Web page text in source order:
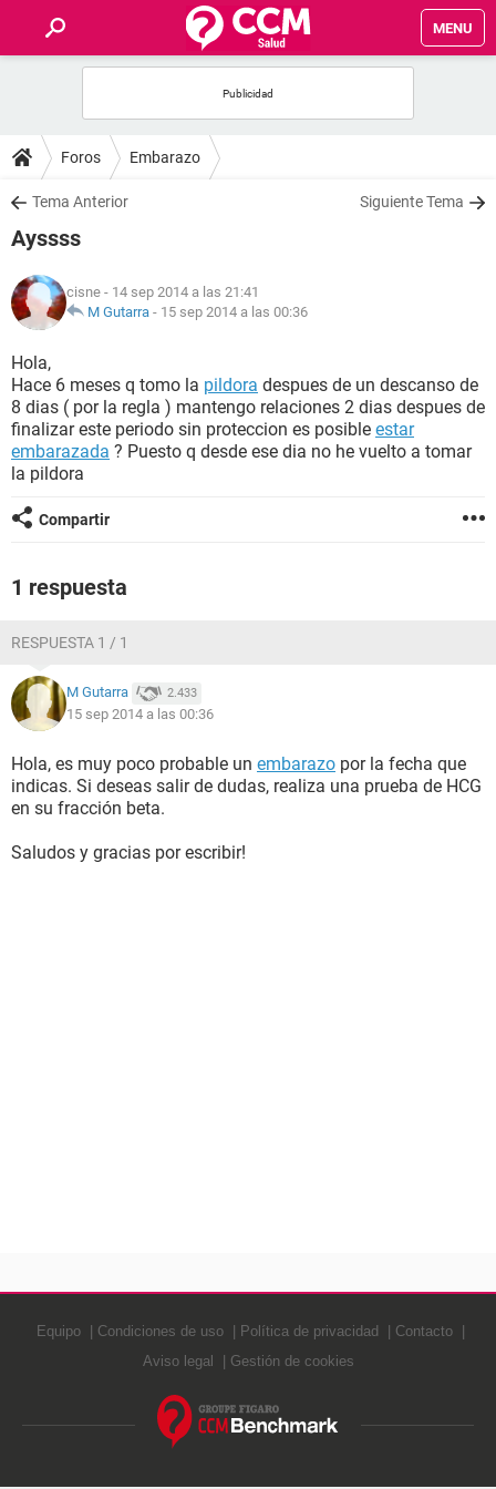
MENU
FOROS
SALUD
FAMILIA
NUTRICIÓN
BIENESTAR
SEXUALIDAD
GLOSARIO
Foros Embarazo
Tema Anterior Siguiente Tema
Ayssss
cisne - 14 sep 2014 a las 21:41
M Gutarra - 15 sep 2014 a las 00:36
Hola,
Hace 6 meses q tomo la pildora despues de un descanso de
8 dias ( por la regla ) mantengo relaciones 2 dias despues de
finalizar este periodo sin proteccion es posible estar
embarazada ? Puesto q desde ese dia no he vuelto a tomar
la pildora
Compartir
1 respuesta
RESPUESTA 1 / 1
M Gutarra 2.433
15 sep 2014 a las 00:36
Hola, es muy poco probable un embarazo por la fecha que
indicas. Si deseas salir de dudas, realiza una prueba de HCG
en su fracción beta.
Saludos y gracias por escribir!
Equipo Condiciones de uso Política de privacidad
Contacto
Aviso legal
Gestión de cookies